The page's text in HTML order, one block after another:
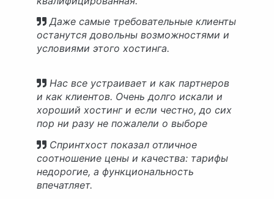
Даже самые требовательные клиенты
останутся довольны возможностями и
условиями этого хостинга.
Нас все устраивает и как партнеров
и как клиентов. Очень долго искали и
хороший хостинг и если честно, до сих
пор ни разу не пожалели о выборе
Спринтхост показал отличное
соотношение цены и качества: тарифы
недорогие, а функциональность
впечатляет.